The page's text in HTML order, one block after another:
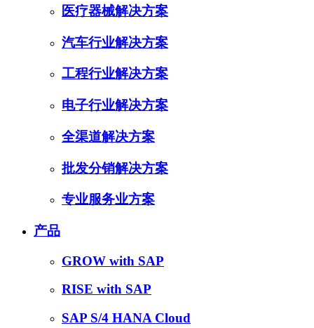
医疗器械解决方案
汽车行业解决方案
工程行业解决方案
电子行业解决方案
全渠道解决方案
批发分销解决方案
专业服务业方案
产品
GROW with SAP
RISE with SAP
SAP S/4 HANA Cloud